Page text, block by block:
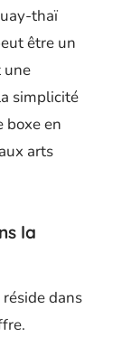
thaï
être un
une
simplicité
boxe en
arts
la
réside dans